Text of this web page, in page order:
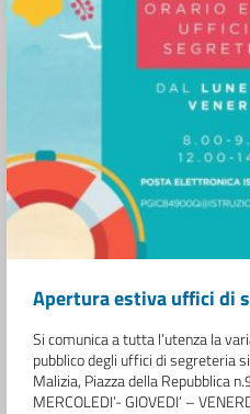
Apertura estiva uffici di
Si comunica a tutta l’utenza la
pubblico degli uffici di segreteria
Malizia, Piazza della Repubblica
MERCOLEDI’- GIOVEDI’ –